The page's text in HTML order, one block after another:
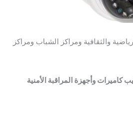
الرياضية والثقافية ومراكز الشباب ومراكز
الأمنية